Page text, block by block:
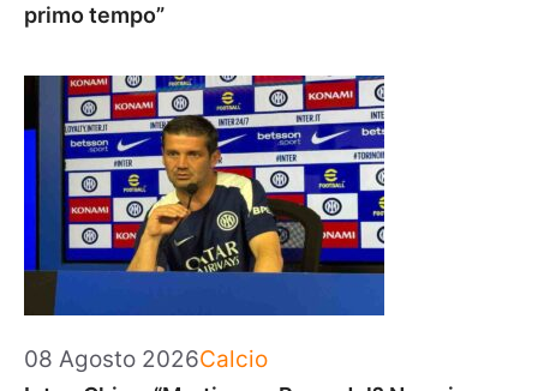
primo tempo”
08 Agosto 2026Categorie
Calcio